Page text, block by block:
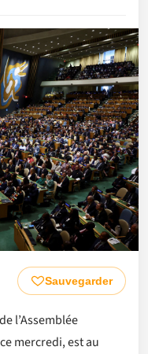
Sauvegarder
l’Assemblée
mercredi, est au